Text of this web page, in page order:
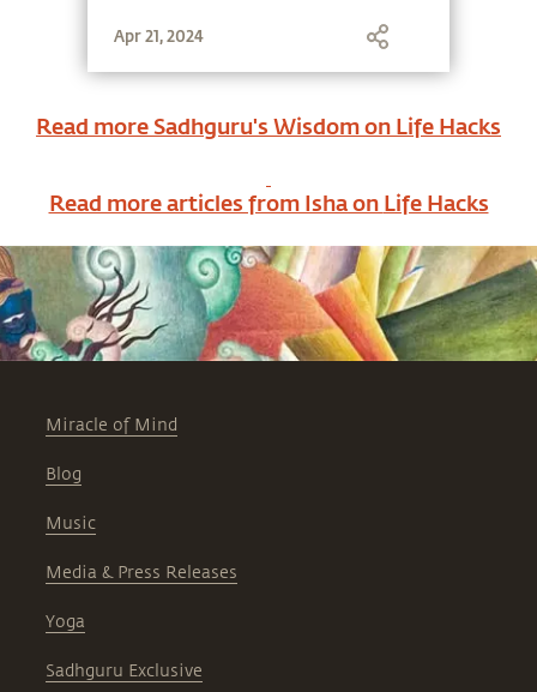
Apr 21, 2024
Read more Sadhguru's Wisdom on Life Hacks
Read more articles from Isha on Life Hacks
Miracle of Mind
Blog
Music
Media & Press Releases
Yoga
Sadhguru Exclusive